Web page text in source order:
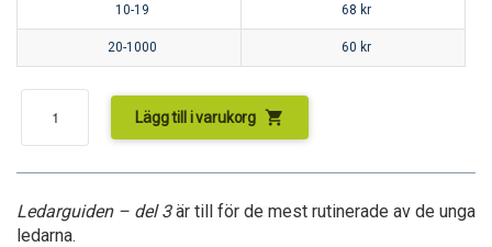
10-19 68 kr
20-1000 60 kr
Lägg till i varukorg shopping_cart
Ledarguiden – del 3är till för de mest rutinerade av de unga
ledarna.